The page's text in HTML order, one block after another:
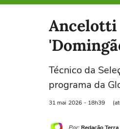
Selecione o time para ver
Ancelotti
Técnico da
programa da
31 mai 2026 - 18h39
Por: Redação Terra